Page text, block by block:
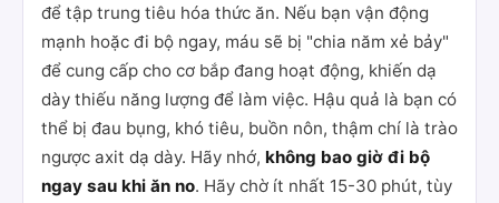
để tập trung tiêu hóa thức ăn. Nếu bạn vận động
mạnh hoặc đi bộ ngay, máu sẽ bị "chia năm xẻ bảy"
để cung cấp cho cơ bắp đang hoạt động, khiến dạ
dày thiếu năng lượng để làm việc. Hậu quả là bạn có
thể bị đau bụng, khó tiêu, buồn nôn, thậm chí là trào
ngược axit dạ dày. Hãy nhớ, không bao giờ đi bộ
ngay sau khi ăn no. Hãy chờ ít nhất 15-30 phút, tùy